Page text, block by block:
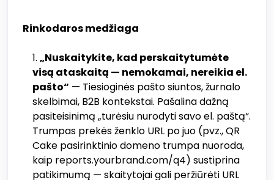
Rinkodaros medžiaga
„Nuskaitykite, kad perskaitytumėte
visą ataskaitą — nemokamai, nereikia el.
pašto“ — Tiesioginės pašto siuntos, žurnalo
skelbimai, B2B kontekstai. Pašalina dažną
pasiteisinimą „turėsiu nurodyti savo el. paštą“.
Trumpas prekės ženklo URL po juo (pvz., QR
Cake pasirinktinio domeno trumpa nuoroda,
kaip reports.yourbrand.com/q4) sustiprina
patikimumą — skaitytojai gali peržiūrėti URL